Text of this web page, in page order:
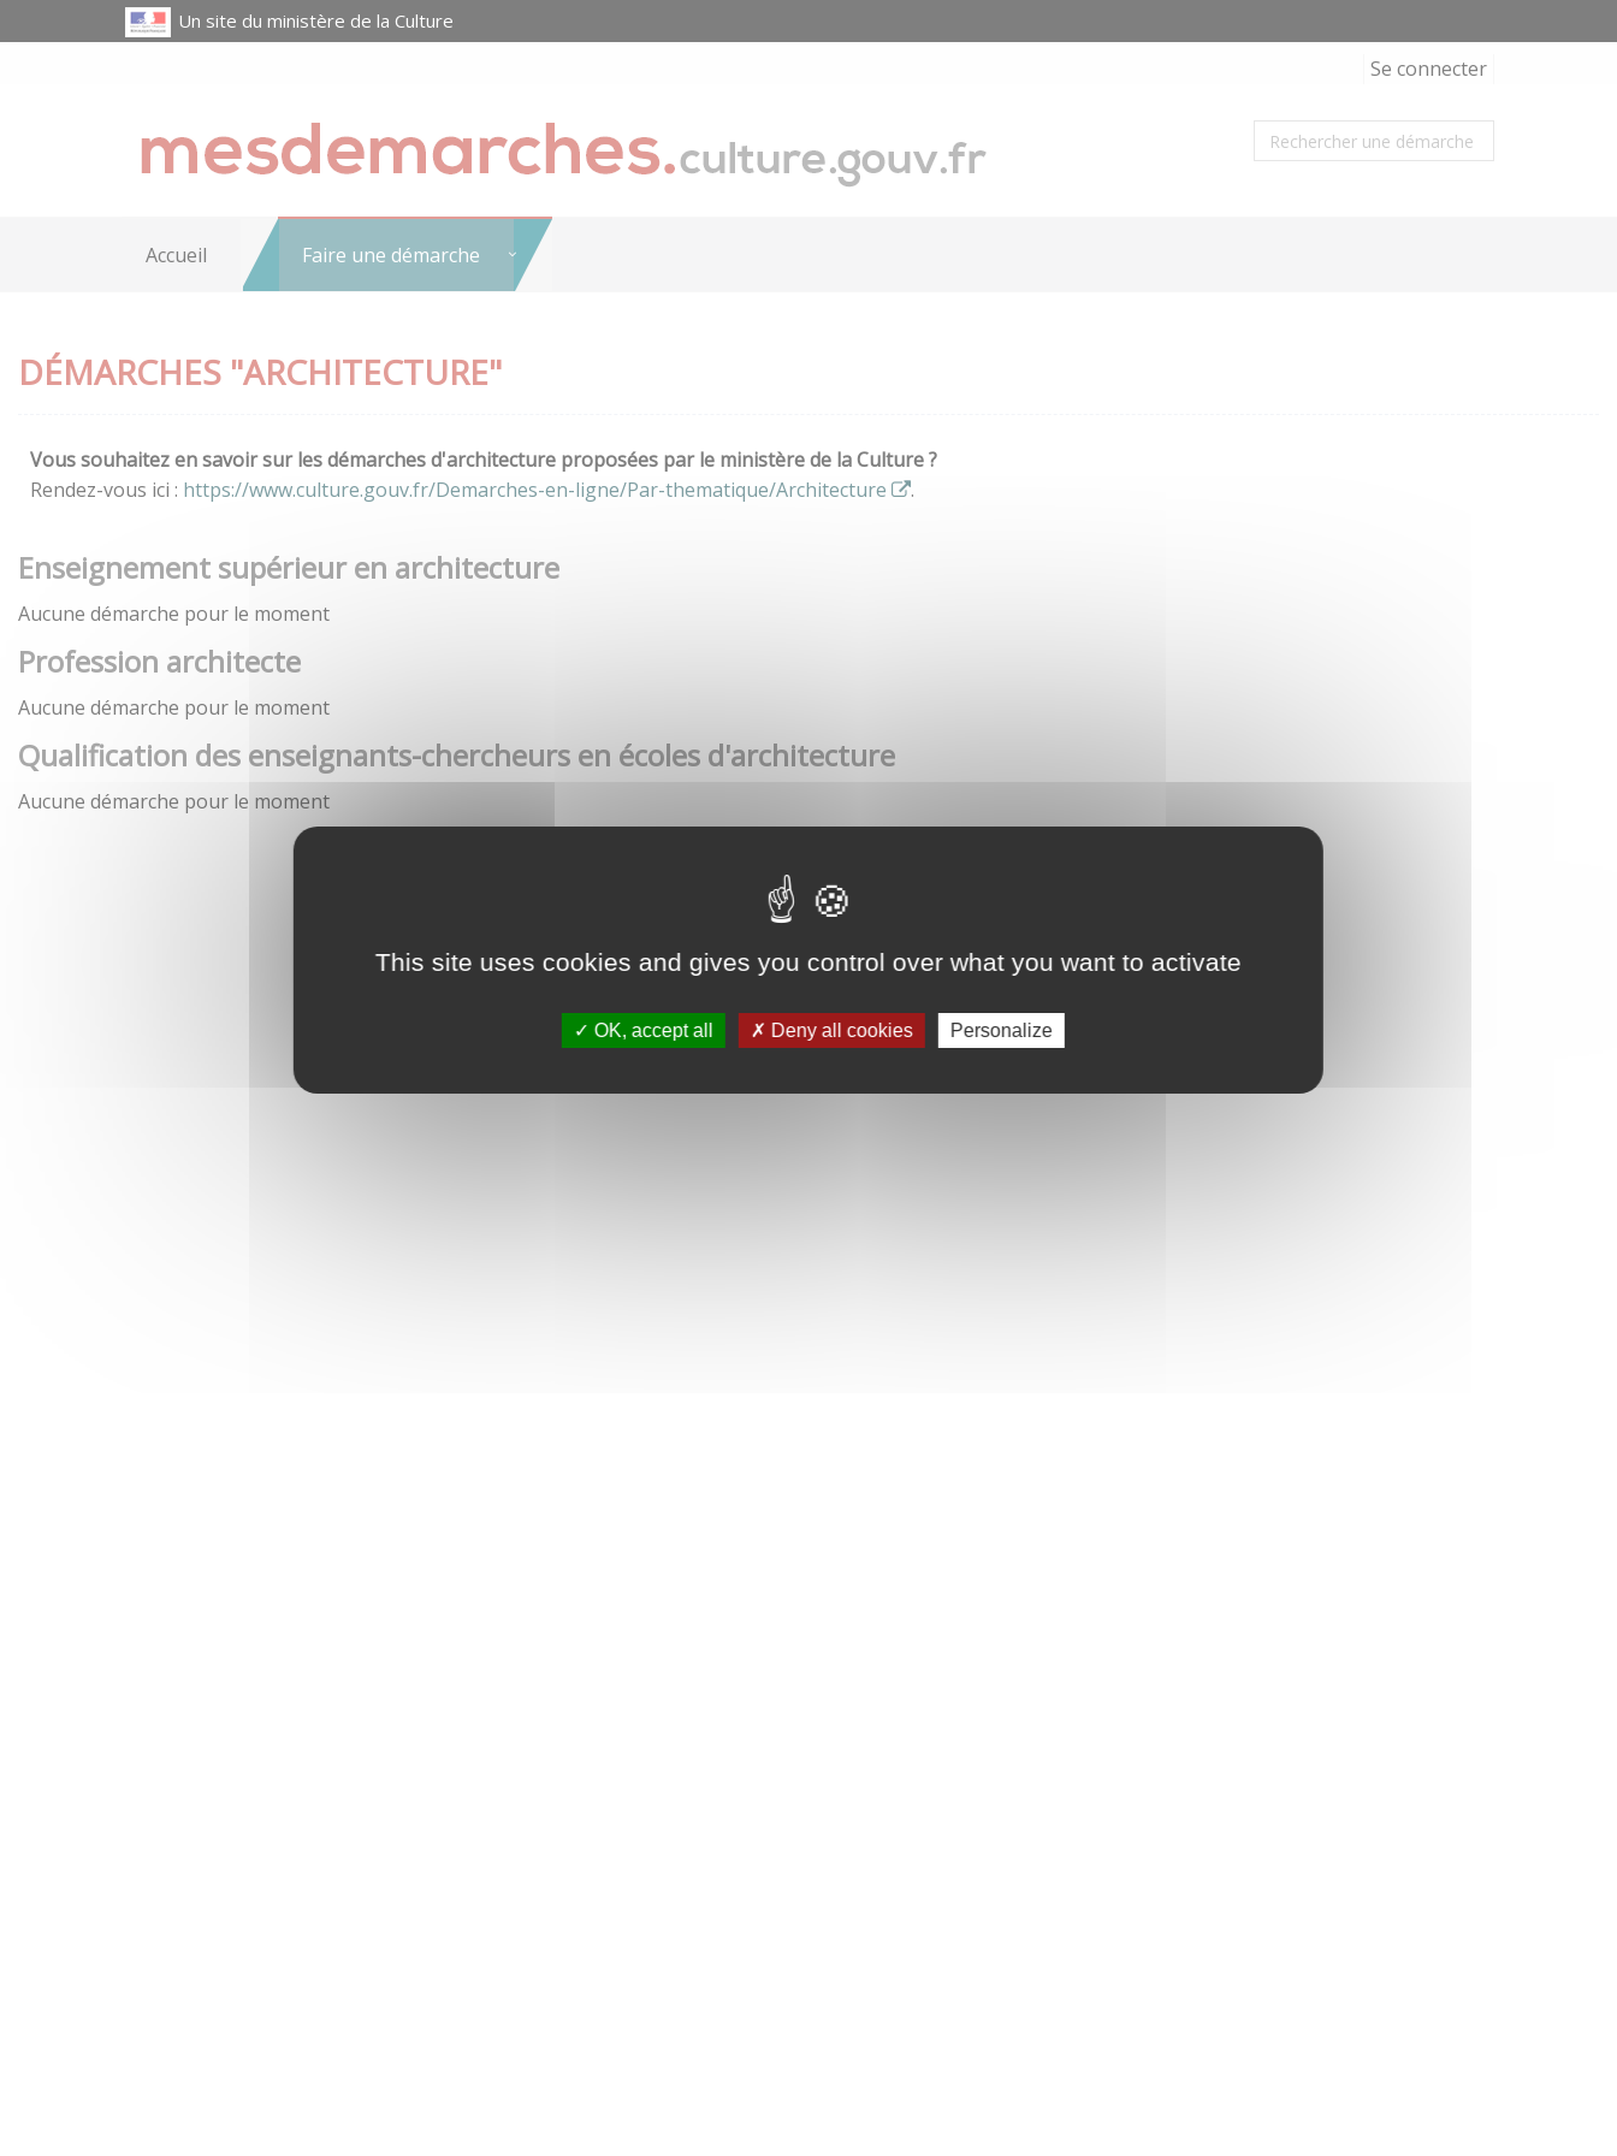
This site uses cookies and gives you control over what you want to activate
OK, accept all Deny all cookies Personalize
Un site du ministère de la Culture
Se connecter
Accueil Faire une démarche
DÉMARCHES "ARCHITECTURE"
Vous souhaitez en savoir sur les démarches d'architecture proposées par le ministère de la Culture ?
Rendez-vous ici : https://www.culture.gouv.fr/Demarches-en-ligne/Par-thematique/Architecture .
Enseignement supérieur en architecture
Aucune démarche pour le moment
Profession architecte
Aucune démarche pour le moment
Qualification des enseignants-chercheurs en écoles d'architecture
Aucune démarche pour le moment